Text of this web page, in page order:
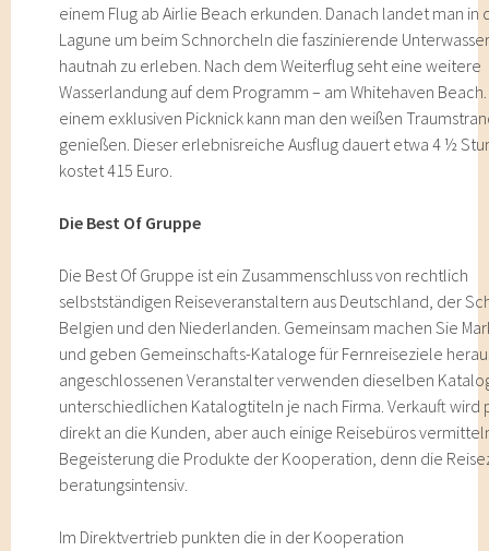
einem Flug ab Airlie Beach erkunden. Danach landet man in
Lagune um beim Schnorcheln die faszinierende
hautnah zu erleben. Nach dem Weiterflug seht eine weitere
Wasserlandung auf dem Programm – am Whitehaven
einem exklusiven Picknick kann man den weißen
genießen. Dieser erlebnisreiche Ausflug dauert etwa 4 ½
kostet 415 Euro.
Die Best Of Gruppe
Die Best Of Gruppe ist ein Zusammenschluss von rechtlich
selbstständigen Reiseveranstaltern aus Deutschland, der
Belgien und den Niederlanden. Gemeinsam machen Sie
und geben Gemeinschafts-Kataloge für Fernreiseziele
angeschlossenen Veranstalter verwenden dieselben
unterschiedlichen Katalogtiteln je nach Firma. Verkauft wird
direkt an die Kunden, aber auch einige Reisebüros
Begeisterung die Produkte der Kooperation, denn die
beratungsintensiv.
Im Direktvertrieb punkten die in der Kooperation